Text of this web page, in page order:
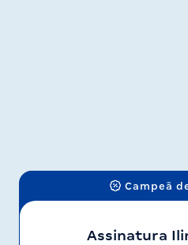
Campeã
Assinatura